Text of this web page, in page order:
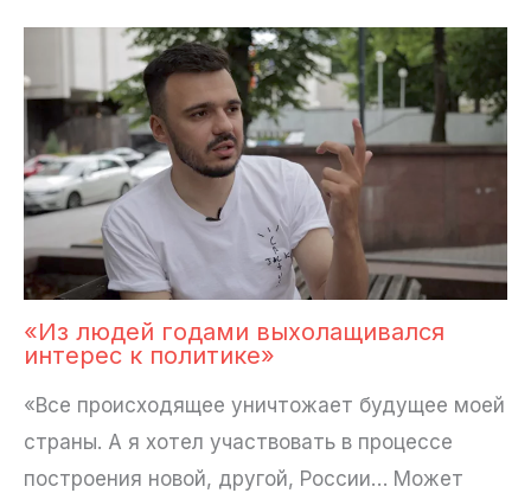
«Из людей годами выхолащивался
интерес к политике»
«Все происходящее уничтожает будущее моей
страны. А я хотел участвовать в процессе
построения новой, другой, России… Может